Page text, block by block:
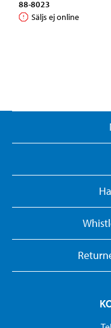
88-8023
Säljs ej online